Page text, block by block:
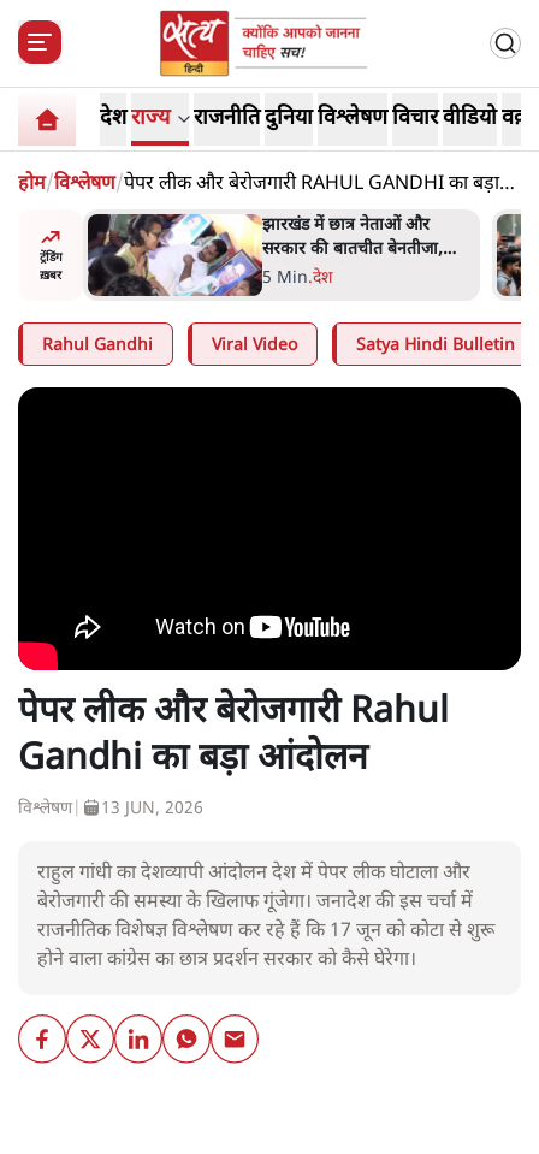
देशराज्य राजनीतिदुनियाविश्लेषणविचारवीडियो
होम/विश्लेषण/पेपर लीक और बेरोजगारी RAHUL GANDHI का बड़ा
आंदोलन
ट्रेंडिंग
ख़बर
राहुल गांधी के जेन ज़ी इवेंट 'छात्रों
की गूंज' को शर्तों के साथ मंज़ूरी
देना पड़ा
5 Min.देश
Rahul Gandhi Viral Video Satya Hindi Bulletin
पेपर लीक और बेरोजगारी Rahul
Gandhi का बड़ा आंदोलन
विश्लेषण| 13 JUN, 2026
राहुल गांधी का देशव्यापी आंदोलन देश में पेपर लीक घोटाला और
बेरोजगारी की समस्या के खिलाफ गूंजेगा। जनादेश की इस चर्चा में
राजनीतिक विशेषज्ञ विश्लेषण कर रहे हैं कि 17 जून को कोटा से शुरू
होने वाला कांग्रेस का छात्र प्रदर्शन सरकार को कैसे घेरेगा।